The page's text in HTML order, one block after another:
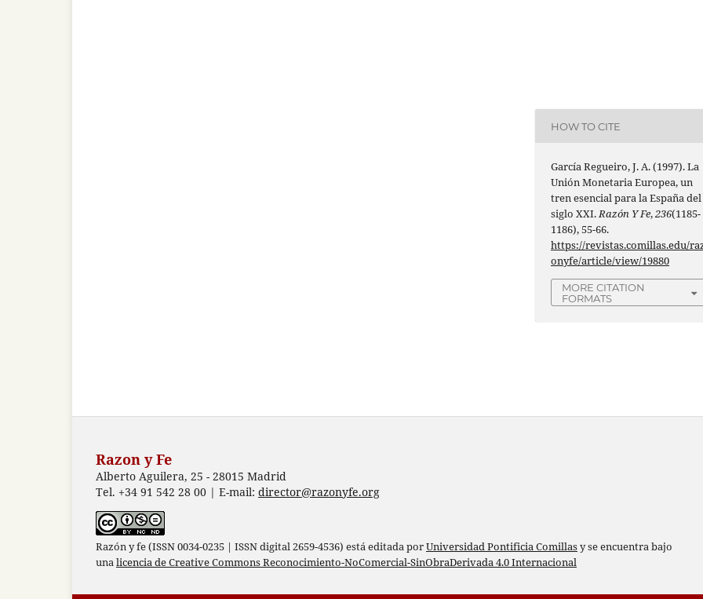
HOW TO CITE
García Regueiro, J. A. (1997). La
Unión Monetaria Europea, un
tren esencial para la España del
siglo XXI.Razón Y Fe,236(1185-
1186), 55-66.
https://revistas.comillas.edu/
onyfe/article/view/19880
MORE CITATION
FORMATS
Razon y Fe
Alberto Aguilera, 25 - 28015 Madrid
Tel. +34 91 542 28 00 | E-mail: director@razonyfe.org
Razón y fe (ISSN 0034-0235 | ISSN digital 2659-4536) está editada porUniversidad Pontificia Comillasy se encuentra bajo
unalicencia de Creative Commons Reconocimiento-NoComercial-SinObraDerivada 4.0 Internacional